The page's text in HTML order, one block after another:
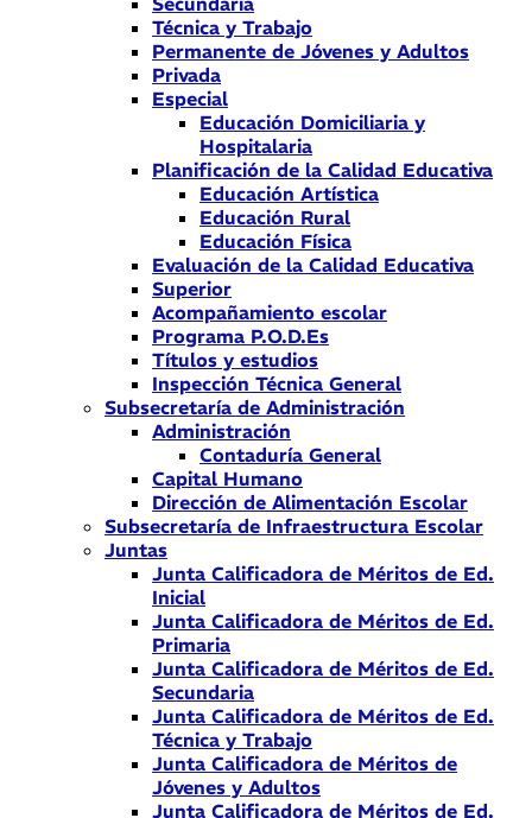
Técnica y Trabajo
Permanente de Jóvenes y Adultos
Privada
Especial
Educación Domiciliaria y
Hospitalaria
Planificación de la Calidad Educativa
Educación Artística
Educación Rural
Educación Física
Evaluación de la Calidad Educativa
Superior
Acompañamiento escolar
Programa P.O.D.Es
Títulos y estudios
Inspección Técnica General
Subsecretaría de Administración
Administración
Contaduría General
Capital Humano
Dirección de Alimentación Escolar
Subsecretaría de Infraestructura Escolar
Juntas
Junta Calificadora de Méritos de Ed.
Inicial
Junta Calificadora de Méritos de Ed.
Primaria
Junta Calificadora de Méritos de Ed.
Secundaria
Junta Calificadora de Méritos de Ed.
Técnica y Trabajo
Junta Calificadora de Méritos de
Jóvenes y Adultos
Junta Calificadora de Méritos de Ed.